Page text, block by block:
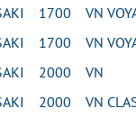
1700 VN
1700 VN
2000 VN
2000 VN